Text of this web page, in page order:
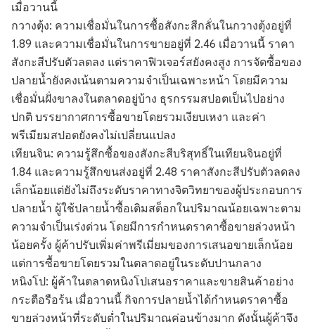
เมื่อวานนี้
กวางตุ้ง: ความเชื่อมั่นในการซื้อสังกะสีกลั่นในกวางตุ้งอยู่ที่
1.89 และความเชื่อมั่นในการขายอยู่ที่ 2.46 เมื่อวานนี้ ราคา
สังกะสีปรับตัวลดลง แต่ราคาฟิวเจอร์สยังคงสูง การจัดซื้อของ
ปลายน้ำยังคงเน้นตามความจำเป็นเฉพาะหน้า โดยมีความ
เชื่อมั่นฝั่งขาลงในตลาดอยู่บ้าง ธุรกรรมสปอตเป็นไปอย่าง
ปกติ บรรยากาศการซื้อขายโดยรวมเงียบเหงา และค่า
พรีเมียมสปอตยังคงไม่เปลี่ยนแปลง
เทียนจิน: ความรู้สึกซื้อของสังกะสีบริสุทธิ์ในเทียนจินอยู่ที่
1.84 และความรู้สึกขนส่งอยู่ที่ 2.48 ราคาสังกะสีปรับตัวลดลง
เล็กน้อยแต่ยังไม่ถึงระดับราคาทางจิตวิทยาของผู้ประกอบการ
ปลายน้ำ ผู้ใช้ปลายน้ำซื้อเติมสต็อกในปริมาณน้อยเฉพาะตาม
ความจำเป็นเร่งด่วน โดยมีการกำหนดราคาซื้อขายล่วงหน้า
น้อยครั้ง ผู้ค้าปรับเพิ่มค่าพรีเมี่ยมของการเสนอขายเล็กน้อย
แต่การซื้อขายโดยรวมในตลาดอยู่ในระดับปานกลาง
หนิงโป: ผู้ค้าในตลาดหนิงโปเสนอราคาและขายสินค้าอย่าง
กระตือรือร้น เมื่อวานนี้ กิจการปลายน้ำได้กำหนดราคาซื้อ
ขายล่วงหน้าที่ระดับต่ำในปริมาณค่อนข้างมาก ดังนั้นผู้ค้าจึง